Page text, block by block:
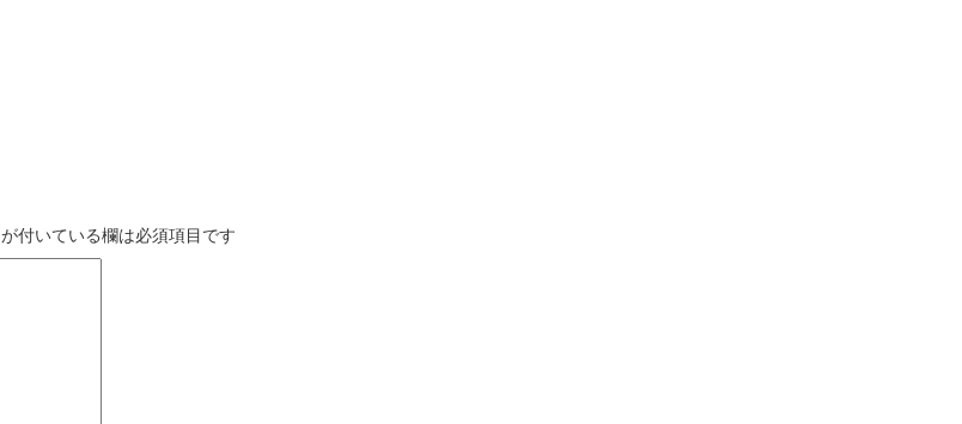
が付いている欄は必須項目です